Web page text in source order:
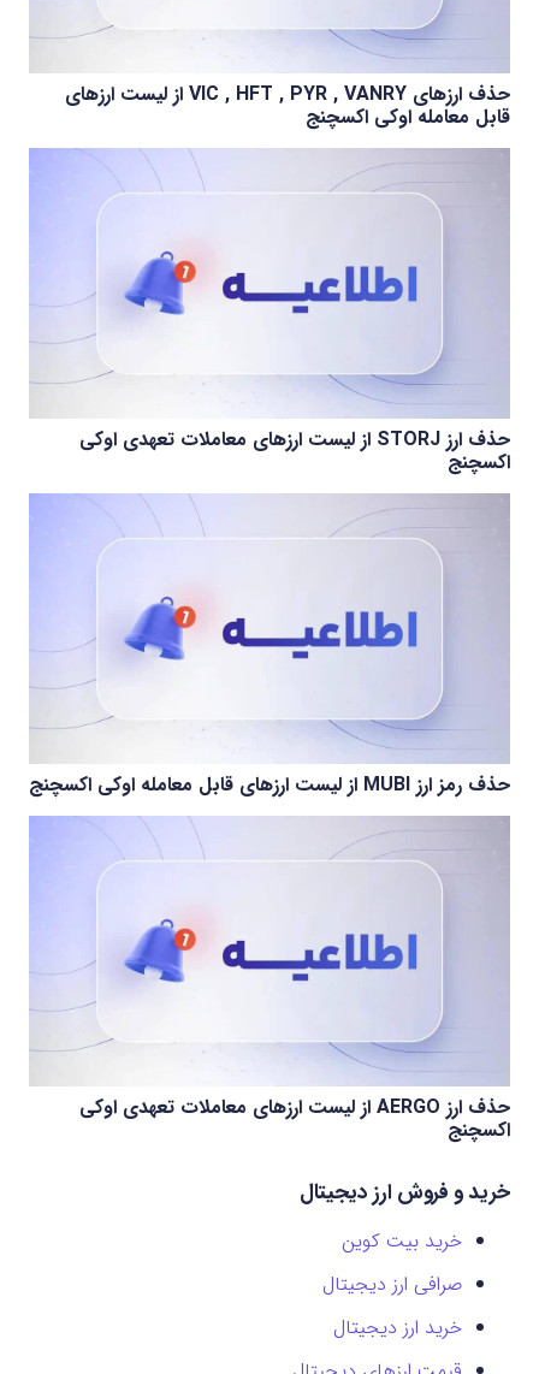
حذف ارزهای VIC , HFT , PYR , VANRY از لیست ارزهای
قابل معامله اوکی اکسچنج
حذف ارز STORJ از لیست ارزهای معاملات تعهدی اوکی
اکسچنج
حذف رمز ارز MUBI از لیست ارزهای قابل معامله اوکی اکسچنج
حذف ارز AERGO از لیست ارزهای معاملات تعهدی اوکی
اکسچنج
خرید و فروش ارز دیجیتال
خرید بیت کوین
صرافی ارز دیجیتال
خرید ارز دیجیتال